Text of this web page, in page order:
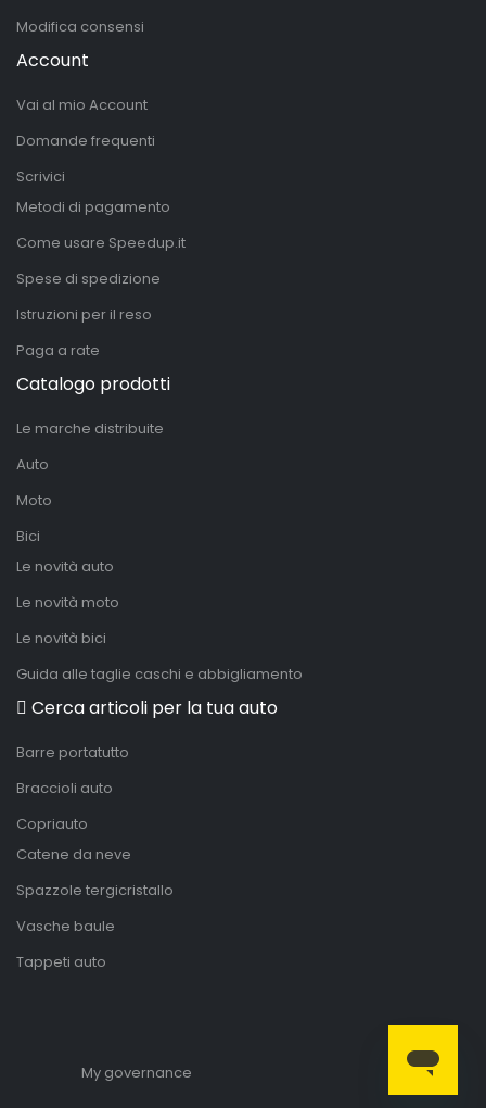
Modifica consensi
Account
Vai al mio Account
Domande frequenti
Scrivici
Metodi di pagamento
Come usare Speedup.it
Spese di spedizione
Istruzioni per il reso
Paga a rate
Catalogo prodotti
Le marche distribuite
Auto
Moto
Bici
Le novità auto
Le novità moto
Le novità bici
Guida alle taglie caschi e abbigliamento
Cerca articoli per la tua auto
Barre portatutto
Braccioli auto
Copriauto
Catene da neve
Spazzole tergicristallo
Vasche baule
Tappeti auto
My governance